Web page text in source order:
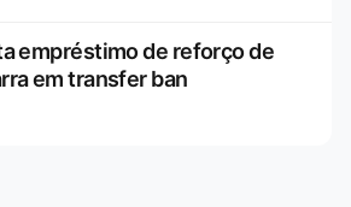
empréstimo de reforço de
em transfer ban